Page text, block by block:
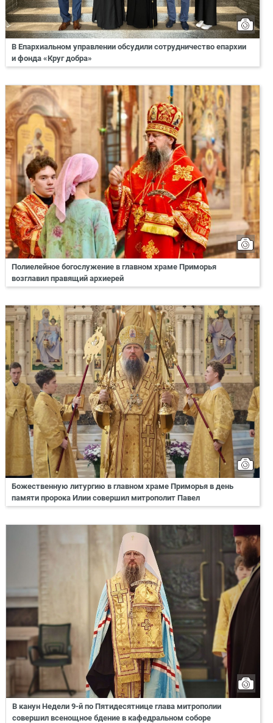
В Епархиальном управлении обсудили сотрудничество епархии
и фонда «Круг добра»
Полиелейное богослужение в главном храме Приморья
возглавил правящий архиерей
Божественную литургию в главном храме Приморья в день
памяти пророка Илии совершил митрополит Павел
В канун Недели 9-й по Пятидесятнице глава митрополии
совершил всенощное бдение в кафедральном соборе